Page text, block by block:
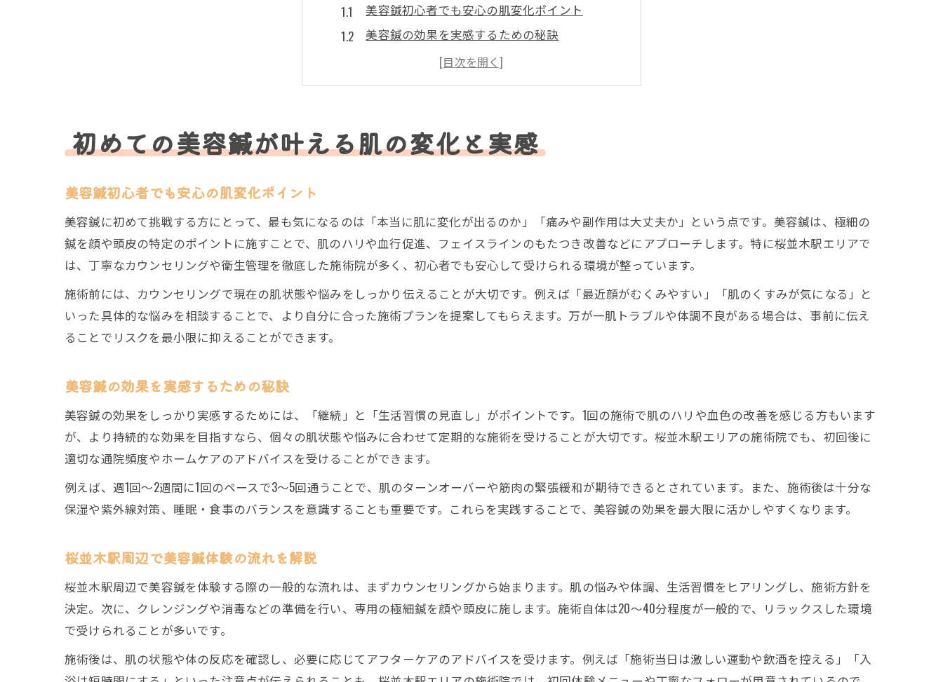
美容鍼初心者でも安心の肌変化ポイント
美容鍼の効果を実感するための秘訣
桜並木駅周辺で美容鍼体験の流れを解説
美容鍼で感じる表情の明るさとリフト感
桜並木駅周辺で安心して美容鍼を始める秘訣
美容鍼の安全性と安心して通うための基準
国家資格保有者による美容鍼の安心ポイント
美容鍼施術前の体調管理と注意点
美容鍼の効果を持続させる生活習慣の工夫
美容鍼なら表情と健康の両方を美しくサポート
美容鍼で整う表情筋と健康美の関係性
美容鍼で叶える小顔と全身バランスの調整
美容鍼が肌のハリに与える科学的な根拠
たるみ対策に美容鍼が注目される理由とは
初めての美容鍼が叶える肌の変化と実感
美容鍼初心者でも安心の肌変化ポイント
美容鍼に初めて挑戦する方にとって、最も気になるのは「本当に肌に変化が出るのか」「痛みや副作用は大丈夫か」という点です。美容鍼は、極細の
鍼を顔や頭皮の特定のポイントに施すことで、肌のハリや血行促進、フェイスラインのもたつき改善などにアプローチします。特に桜並木駅エリアで
は、丁寧なカウンセリングや衛生管理を徹底した施術院が多く、初心者でも安心して受けられる環境が整っています。
施術前には、カウンセリングで現在の肌状態や悩みをしっかり伝えることが大切です。例えば「最近顔がむくみやすい」「肌のくすみが気になる」と
いった具体的な悩みを相談することで、より自分に合った施術プランを提案してもらえます。万が一肌トラブルや体調不良がある場合は、事前に伝え
ることでリスクを最小限に抑えることができます。
美容鍼の効果を実感するための秘訣
美容鍼の効果をしっかり実感するためには、「継続」と「生活習慣の見直し」がポイントです。1回の施術で肌のハリや血色の改善を感じる方もいます
が、より持続的な効果を目指すなら、個々の肌状態や悩みに合わせて定期的な施術を受けることが大切です。桜並木駅エリアの施術院でも、初回後に
適切な通院頻度やホームケアのアドバイスを受けることができます。
例えば、週1回〜2週間に1回のペースで3〜5回通うことで、肌のターンオーバーや筋肉の緊張緩和が期待できるとされています。また、施術後は十分な
保湿や紫外線対策、睡眠・食事のバランスを意識することも重要です。これらを実践することで、美容鍼の効果を最大限に活かしやすくなります。
桜並木駅周辺で美容鍼体験の流れを解説
桜並木駅周辺で美容鍼を体験する際の一般的な流れは、まずカウンセリングから始まります。肌の悩みや体調、生活習慣をヒアリングし、施術方針を
決定。次に、クレンジングや消毒などの準備を行い、専用の極細鍼を顔や頭皮に施します。施術自体は20〜40分程度が一般的で、リラックスした環境
で受けられることが多いです。
施術後は、肌の状態や体の反応を確認し、必要に応じてアフターケアのアドバイスを受けます。例えば「施術当日は激しい運動や飲酒を控える」「入